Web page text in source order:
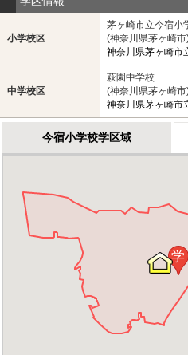
小学校区
茅ヶ崎市立今宿小
(神奈川県茅ヶ崎市
神奈川県茅ヶ崎市
中学校区
萩園中学校
(神奈川県茅ヶ崎市
神奈川県茅ヶ崎市
今宿小学校学区域
学